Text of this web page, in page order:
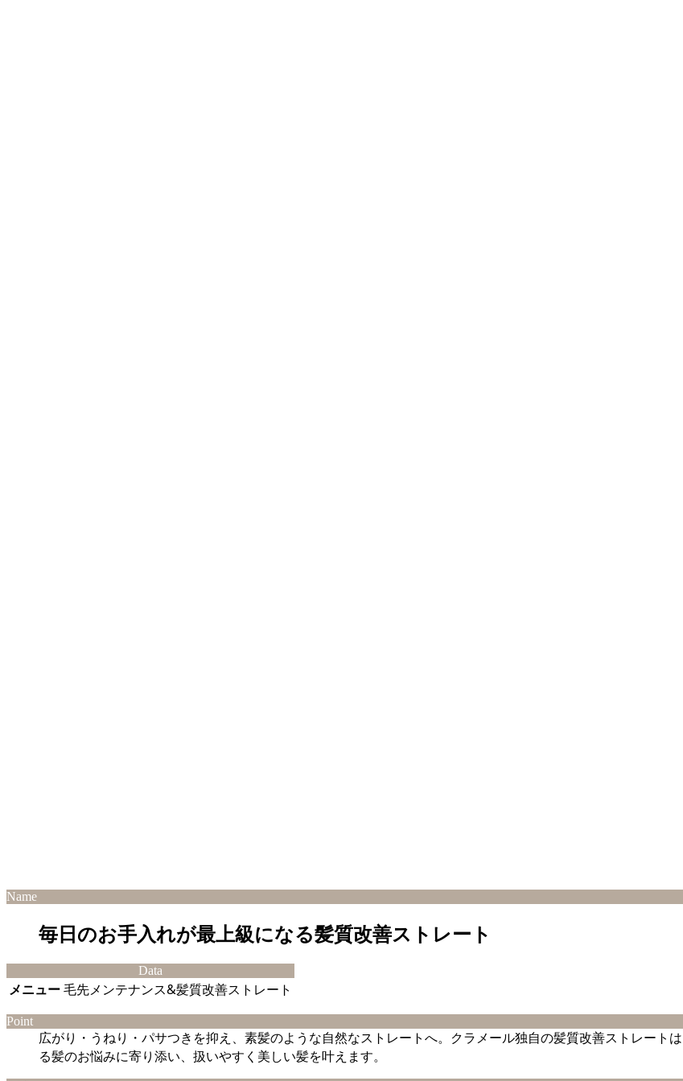
Name
毎日のお手入れが最上級になる髪質改善ストレート
Data
メニュー毛先メンテナンス&髪質改善ストレート
Point
広がり・うねり・パサつきを抑え、素髪のような自然なストレートへ。クラメール独自の髪質改善ストレート
る髪のお悩みに寄り添い、扱いやすく美しい髪を叶えます。